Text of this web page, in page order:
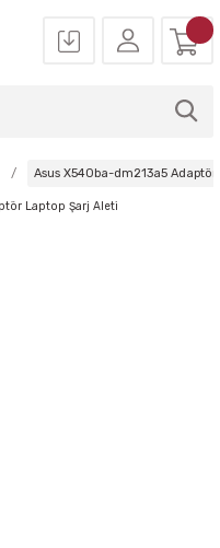
Asus X540ba-dm213a5